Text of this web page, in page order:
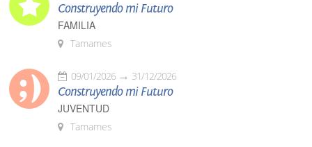
Construyendo mi Futuro
FAMILIA
Tamames
09/01/2026 31/12/2026
Construyendo mi Futuro
JUVENTUD
Tamames